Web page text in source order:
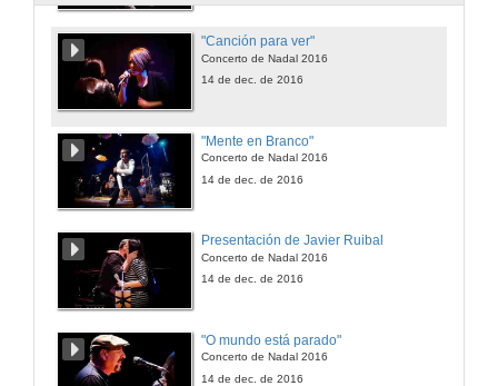
"Canción para ver"
Concerto de Nadal 2016
14 de dec. de 2016
"Mente en Branco"
Concerto de Nadal 2016
14 de dec. de 2016
Presentación de Javier Ruibal
Concerto de Nadal 2016
14 de dec. de 2016
"O mundo está parado"
Concerto de Nadal 2016
14 de dec. de 2016